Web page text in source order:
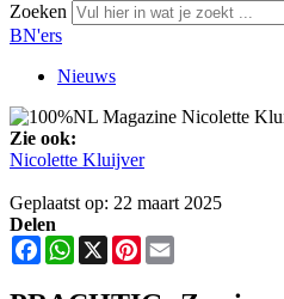
Zoeken
BN'ers
Nieuws
Zie ook:
Nicolette Kluijver
Geplaatst op: 22 maart 2025
Delen
FacebookWhatsApp
X Pinterest